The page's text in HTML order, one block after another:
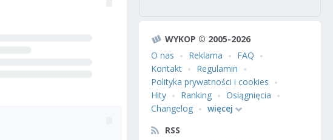
WYKOP © 2005-2026
O nas
Reklama
FAQ
Kontakt
Regulamin
Polityka prywatności i cookies
Hity
Ranking
Osiągnięcia
Changelog
więcej
RSS